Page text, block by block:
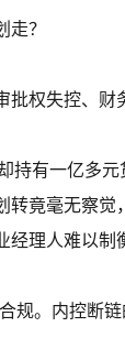
？
权失控、财
持有一亿多
竟毫无察
理人难以制
规。内控断